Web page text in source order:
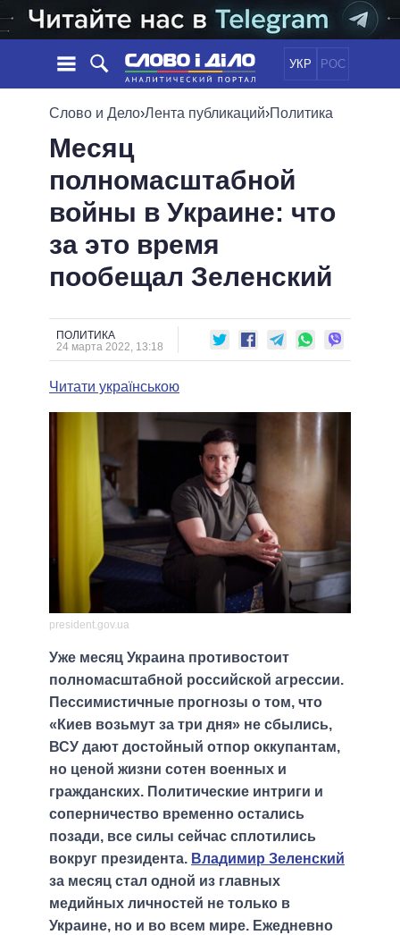
УКР РОС
НОВОСТИ
ЛЕНТА
СОБЫТИЯ
СТАТЬИ
ОБЗОРЫ
ДАЙДЖЕСТЫ
ЭКОНОМИКА
ОБЩЕСТВО
ПОЛИТИКИ
ПРЕЗИДЕНТ И ОФИС
ВЕРХОВНАЯ РАДА
ГЛАВЫ ОБЛАДМИНИСТРАЦИЙ
МЭРЫ
ВСЕ ПЕРСОНЫ
ИНФОГРАФИКА
ВИДЕО
СРАВНЕНИЕ ПОЛИТИКОВ
Слово и Дело›Лента публикаций›Политика
Месяц
полномасштабной
войны в Украине: что
за это время
пообещал Зеленский
ПОЛИТИКА
24 марта 2022, 13:18
Читати українською
president.gov.ua
Уже месяц Украина противостоит
полномасштабной российской агрессии.
Пессимистичные прогнозы о том, что
«Киев возьмут за три дня» не сбылись,
ВСУ дают достойный отпор оккупантам,
но ценой жизни сотен военных и
гражданских. Политические интриги и
соперничество временно остались
позади, все силы сейчас сплотились
вокруг президента. Владимир Зеленский
за месяц стал одной из главных
медийных личностей не только в
Украине, но и во всем мире. Ежедневно